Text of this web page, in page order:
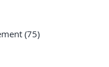
ayant engendré des
pleine transformation.
(75)